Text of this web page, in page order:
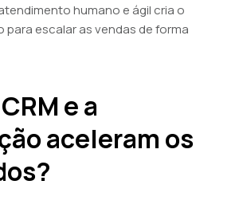
humano e ágil cria o
para escalar as vendas de forma
e a
aceleram os